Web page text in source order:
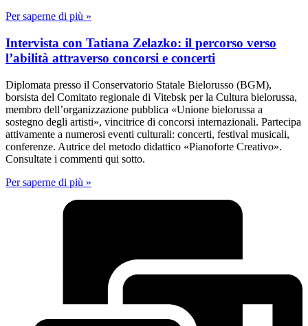
Per saperne di più »
Intervista con Tatiana Zelazko: il percorso verso
l’abilità attraverso concorsi e concerti
Diplomata presso il Conservatorio Statale Bielorusso (BGM),
borsista del Comitato regionale di Vitebsk per la Cultura bielorussa,
membro dell’organizzazione pubblica «Unione bielorussa a
sostegno degli artisti», vincitrice di concorsi internazionali. Partecipa
attivamente a numerosi eventi culturali: concerti, festival musicali,
conferenze. Autrice del metodo didattico «Pianoforte Creativo».
Consultate i commenti qui sotto.
Per saperne di più »